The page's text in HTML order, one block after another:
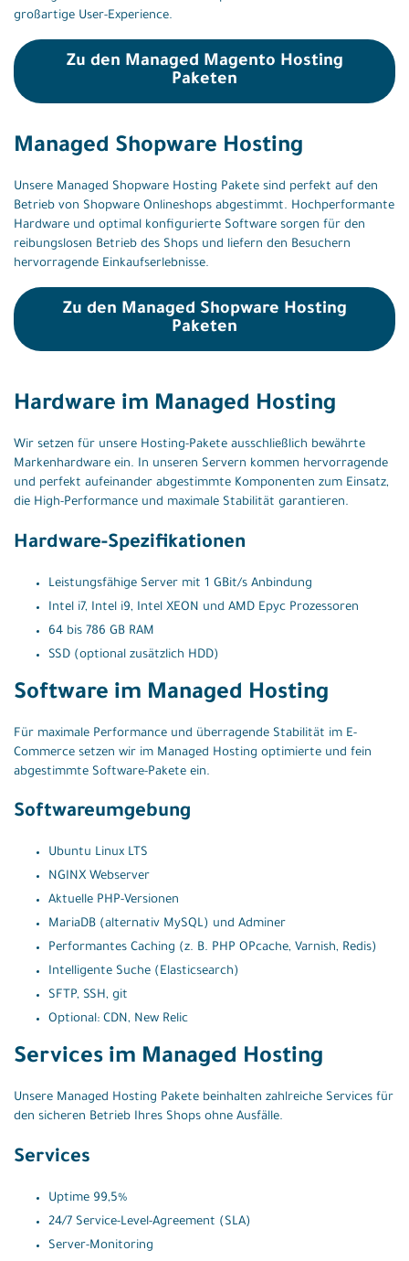
großartige User-Experience.
Zu den Managed Magento Hosting
Paketen
Managed Shopware Hosting
Unsere Managed Shopware Hosting Pakete sind perfekt auf den
Betrieb von Shopware Onlineshops abgestimmt. Hochperformante
Hardware und optimal konfigurierte Software sorgen für den
reibungslosen Betrieb des Shops und liefern den Besuchern
hervorragende Einkaufserlebnisse.
Zu den Managed Shopware Hosting
Paketen
Hardware im Managed Hosting
Wir setzen für unsere Hosting-Pakete ausschließlich bewährte
Markenhardware ein. In unseren Servern kommen hervorragende
und perfekt aufeinander abgestimmte Komponenten zum Einsatz,
die High-Performance und maximale Stabilität garantieren.
Hardware-Spezifikationen
Leistungsfähige Server mit 1 GBit/s Anbindung
Intel i7, Intel i9, Intel XEON und AMD Epyc Prozessoren
64 bis 786 GB RAM
SSD (optional zusätzlich HDD)
Software im Managed Hosting
Für maximale Performance und überragende Stabilität im E-
Commerce setzen wir im Managed Hosting optimierte und fein
abgestimmte Software-Pakete ein.
Softwareumgebung
Ubuntu Linux LTS
NGINX Webserver
Aktuelle PHP-Versionen
MariaDB (alternativ MySQL) und Adminer
Performantes Caching (z. B. PHP OPcache, Varnish, Redis)
Intelligente Suche (Elasticsearch)
SFTP, SSH, git
Optional: CDN, New Relic
Services im Managed Hosting
Unsere Managed Hosting Pakete beinhalten zahlreiche Services für
den sicheren Betrieb Ihres Shops ohne Ausfälle.
Services
Uptime 99,5%
24/7 Service-Level-Agreement (SLA)
Server-Monitoring